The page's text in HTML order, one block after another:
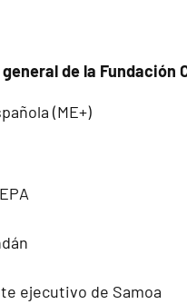
de la Fundación
(ME+)
ejecutivo de Samoa